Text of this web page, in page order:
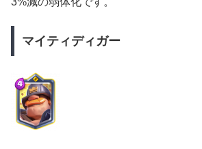
マイティディガー